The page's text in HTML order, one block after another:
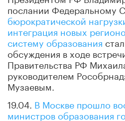
послании Федеральному
бюрократической
интеграция новых
систему образования
обсуждения в ходе
Правительства РФ
руководителем
Музаевым.
19.04. В Москве прошло
министров образования